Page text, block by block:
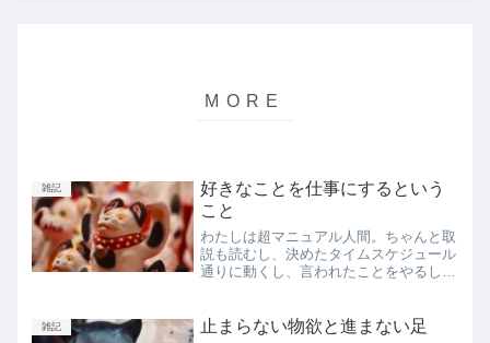
雑記
好きなことを仕事にするという
こと
わたしは超マニュアル人間。ちゃんと取
説も読むし、決めたタイムスケジュール
通りに動くし、言われたことをやるし、
すとか、創作とか、アイデア・ひらめき
雑記 止まらない物欲と進まない足